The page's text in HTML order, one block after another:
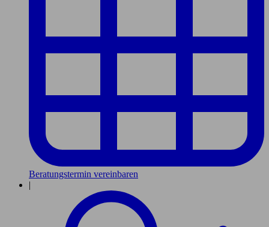
Beratungstermin vereinbaren
|